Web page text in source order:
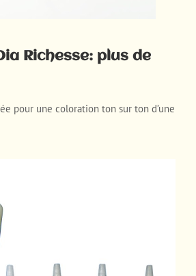
Richesse: plus de
pour une coloration ton sur ton d’une